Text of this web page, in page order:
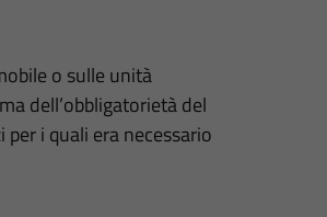
o sulle unità
dell’obbligatorietà del
i quali era necessario